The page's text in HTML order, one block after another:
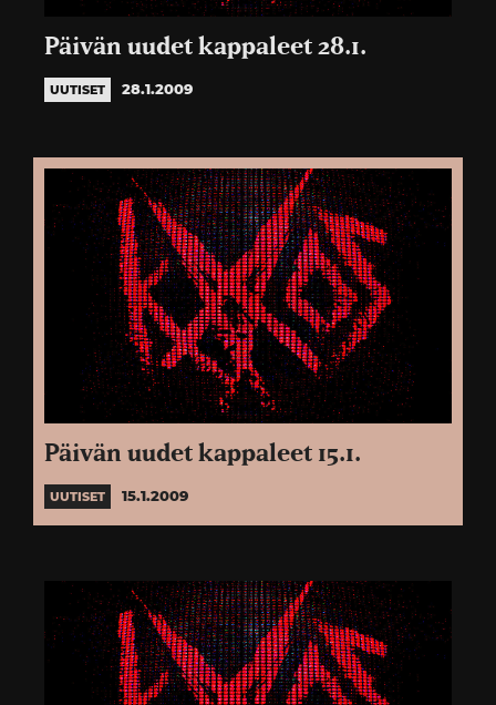
Päivän uudet kappaleet 28.1.
UUTISET 28.1.2009
Päivän uudet kappaleet 15.1.
UUTISET 15.1.2009